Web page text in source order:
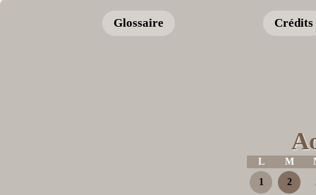
Glossaire Crédits
L M
1
2